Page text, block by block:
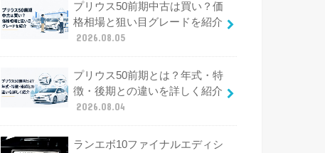
プリウス50前期中古は買い？価
格相場と狙い目グレードを紹介
2026.08.05
プリウス50前期とは？年式・特
徴・後期との違いを詳しく紹介
2026.08.04
ランエボ10ファイナルエディシ